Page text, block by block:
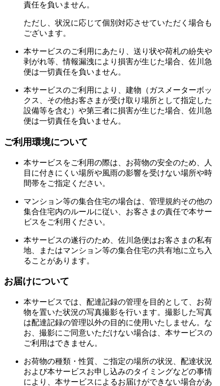
責任を負いません。
ただし、状況に応じて個別対応させていただく場合も
ございます。
本サービスのご利用にあたり、送り状や荷札の紛失や
剥がれ等、情報漏洩により損害が生じた場合、佐川急
便は一切責任を負いません。
本サービスのご利用により、建物（ガスメーターボッ
クス、その他お客さまが受け取り場所として指定した
設備等を含む）や第三者に損害が生じた場合、佐川急
便は一切責任を負いません。
ご利用環境について
本サービスをご利用の際は、お荷物の安全のため、人
目に付きにくい場所や風雨の影響を受けない場所や時
間帯をご指定ください。
マンション等の集合住宅の場合は、管理規約その他の
集合住宅内のルールに従い、お客さまの責任で本サー
ビスをご利用ください。
本サービスの遂行のため、佐川急便はお客さまの私有
地、またはマンション等の集合住宅の共有地に立ち入
ることがあります。
お届けについて
本サービスでは、配達記録の管理を目的として、お荷
物を置いた状況の写真撮影を行います。撮影した写真
は配達記録の管理以外の目的に使用いたしません。な
お、撮影にご同意いただけない場合は、本サービスの
ご利用はできません。
お荷物の種類・性質、ご指定の場所の状況、配達状況
および本サービスお申し込みのタイミングなどの事情
により、本サービスによるお届けができない場合があ